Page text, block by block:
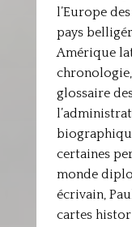
l’Europe
pays
Amérique
glossaire
certaines
monde
écrivain,
cartes